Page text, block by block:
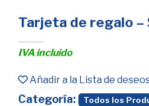
Tarjeta de regalo
IVA incluido
Añadir a la Lista de
Categoría: Todos los